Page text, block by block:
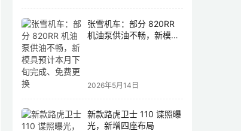
张雪机车：部分 820RR
机油泵供油不畅，新模具
2026年5月14日
新款路虎卫士 110 谍照曝
光，新增四座布局